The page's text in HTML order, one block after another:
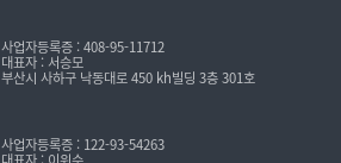
사업자등록증 : 408-95-11712
대표자 : 서승모
부산시 사하구 낙동대로 450 kh빌딩 3층 301호
사업자등록증 : 122-93-54263